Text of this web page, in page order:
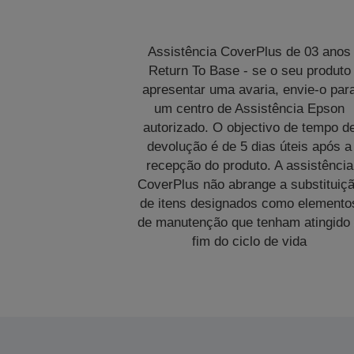
Assistência CoverPlus de 03 anos
Return To Base - se o seu produto
apresentar uma avaria, envie-o
um centro de Assistência Epson
autorizado. O objectivo de tempo
devolução é de 5 dias úteis após a
recepção do produto. A assistência
CoverPlus não abrange a
de itens designados como
de manutenção que tenham atingido
fim do ciclo de vida